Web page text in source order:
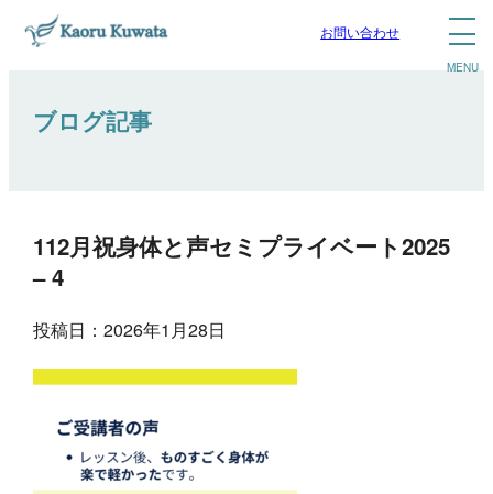
お問い合わせ
ブログ記事
112月祝身体と声セミプライベート2025
– 4
投稿日：2026年1月28日